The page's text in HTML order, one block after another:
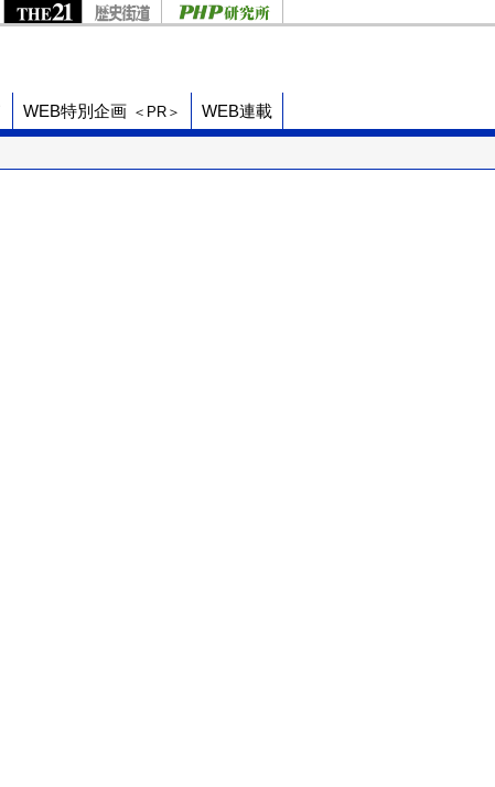
WEB特別企画 ＜PR＞ WEB連載